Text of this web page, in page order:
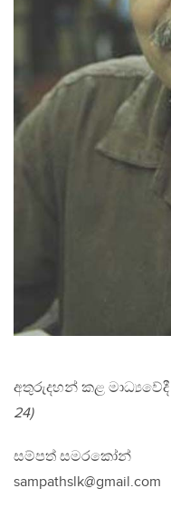
අතුරුදහන් කළ
24)
සම්පත් සමරකෝන්
sampathslk@gmail.com